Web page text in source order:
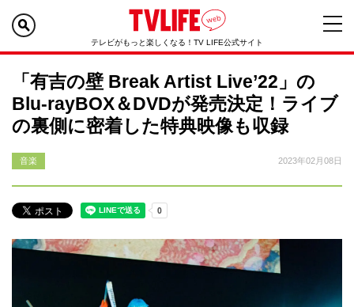
テレビがもっと楽しくなる！TV LIFE公式サイト
「有吉の壁 Break Artist Live’22」の
Blu-rayBOX＆DVDが発売決定！ライブ
の裏側に密着した特典映像も収録
音楽 2023年02月08日